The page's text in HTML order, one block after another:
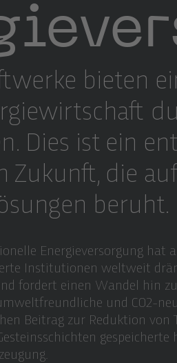
bieten
Dies ist ein
Zukunft, die
beruht.
Energieversorgung hat
Institutionen weltweit
fordert einen Wandel hin
und CO2-
Beitrag zur Reduktion von